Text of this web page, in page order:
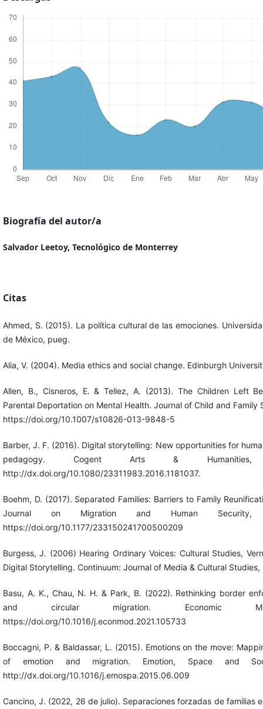
Biografía del autor/a
Salvador Leetoy, Tecnológico de Monterrey
Citas
Ahmed, S. (2015). La política cultural de las emociones.
de México, pueg.
Alia, V. (2004). Media ethics and social change. Edinburgh
Allen, B., Cisneros, E. & Tellez, A. (2013). The Children Left
Parental Deportation on Mental Health. Journal of Child and
https://doi.org/10.1007/s10826-013-9848-5
Barber, J. F. (2016). Digital storytelling: New opportunities for
pedagogy. Cogent Arts &
http://dx.doi.org/10.1080/23311983.2016.1181037.
Boehm, D. (2017). Separated Families: Barriers to Family
Journal on Migration and Human Security,
https://doi.org/10.1177/233150241700500209
Burgess, J. (2006) Hearing Ordinary Voices: Cultural Studies,
Digital Storytelling. Continuum: Journal of Media & Cultural
Basu, A. K., Chau, N. H. & Park, B. (2022). Rethinking border
and circular migration. Economic
https://doi.org/10.1016/j.econmod.2021.105733
Boccagni, P. & Baldassar, L. (2015). Emotions on the move:
of emotion and migration. Emotion, Space and
http://dx.doi.org/10.1016/j.emospa.2015.06.009
Cancino, J. (2022, 26 de julio). Separaciones forzadas de familias